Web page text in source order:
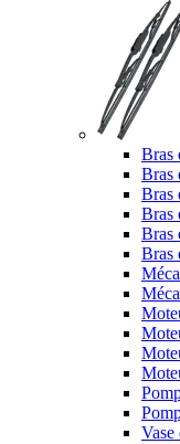
Bras
Bras
Bras
Bras
Bras
Bras
Vase